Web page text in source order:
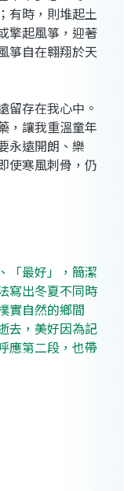
有時，則堆起土
擎起風箏，迎著
箏自在翱翔於天
留存在我心中。
，讓我重溫童年
永遠開朗、樂
使寒風刺骨，仍
「最好」，簡潔
寫出冬夏不同時
實自然的鄉間
去，美好因為記
應第二段，也帶